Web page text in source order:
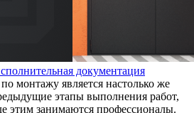
документация
монтажу является настолько же
этапы выполнения работ,
этим занимаются профессионалы.